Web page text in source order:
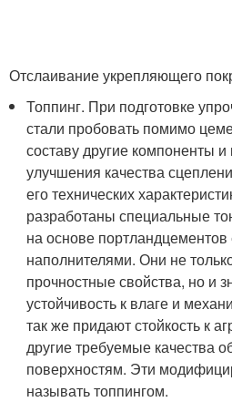
Отслаивание укрепляющего
Топпинг. При подготовке
стали пробовать помимо
составу другие компоненты
улучшения качества
его технических
разработаны специальные
на основе
наполнителями. Они не
прочностные свойства, но и
устойчивость к влаге и
так же придают стойкость к
другие требуемые качества
поверхностям. Эти
называть топпингом.